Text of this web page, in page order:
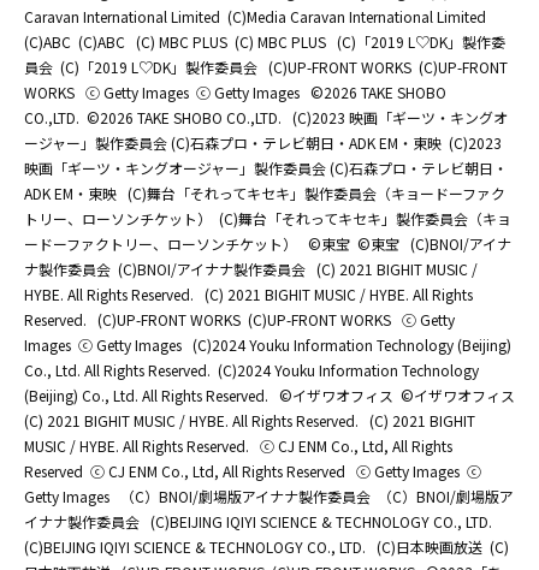
Caravan International Limited (C)Media Caravan International Limited
(C)ABC (C)ABC (C) MBC PLUS (C) MBC PLUS (C)「2019 L♡DK」製作委
員会 (C)「2019 L♡DK」製作委員会 (C)UP-FRONT WORKS (C)UP-FRONT
WORKS ⓒ Getty Images ⓒ Getty Images ©2026 TAKE SHOBO
CO.,LTD. ©2026 TAKE SHOBO CO.,LTD. (C)2023 映画「ギーツ・キングオ
ージャー」製作委員会 (C)石森プロ・テレビ朝日・ADK EM・東映 (C)2023
映画「ギーツ・キングオージャー」製作委員会 (C)石森プロ・テレビ朝日・
ADK EM・東映 (C)舞台「それってキセキ」製作委員会（キョードーファク
トリー、ローソンチケット）
(C)舞台「それってキセキ」製作委員会（キョ
ードーファクトリー、ローソンチケット）
©東宝 ©東宝 (C)BNOI/アイナ
ナ製作委員会 (C)BNOI/アイナナ製作委員会 (C) 2021 BIGHIT MUSIC /
HYBE. All Rights Reserved. (C) 2021 BIGHIT MUSIC / HYBE. All Rights
Reserved. (C)UP-FRONT WORKS (C)UP-FRONT WORKS ⓒ Getty
Images ⓒ Getty Images (C)2024 Youku Information Technology (Beijing)
Co., Ltd. All Rights Reserved. (C)2024 Youku Information Technology
(Beijing) Co., Ltd. All Rights Reserved. ©イザワオフィス ©イザワオフィス
(C) 2021 BIGHIT MUSIC / HYBE. All Rights Reserved. (C) 2021 BIGHIT
MUSIC / HYBE. All Rights Reserved. ⓒ CJ ENM Co., Ltd, All Rights
Reserved ⓒ CJ ENM Co., Ltd, All Rights Reserved ⓒ Getty Images ⓒ
Getty Images
（C）BNOI/劇場版アイナナ製作委員会
（C）BNOI/劇場版ア
イナナ製作委員会 (C)BEIJING IQIYI SCIENCE & TECHNOLOGY CO., LTD.
(C)BEIJING IQIYI SCIENCE & TECHNOLOGY CO., LTD. (C)日本映画放送 (C)